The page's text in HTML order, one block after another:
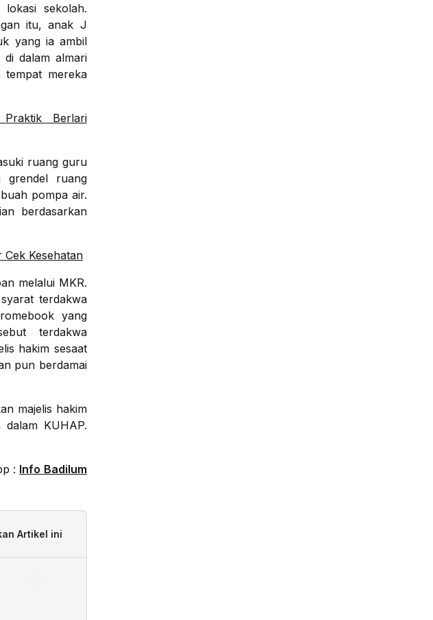
sekolah.
itu, anak J
yang ia ambil
dalam almari
mereka
Praktik Berlari
ruang guru
grendel ruang
pompa air.
berdasarkan
Cek Kesehatan
melalui MKR.
terdakwa
yang
terdakwa
hakim sesaat
pun berdamai
majelis hakim
KUHAP.
: Info Badilum
Artikel ini